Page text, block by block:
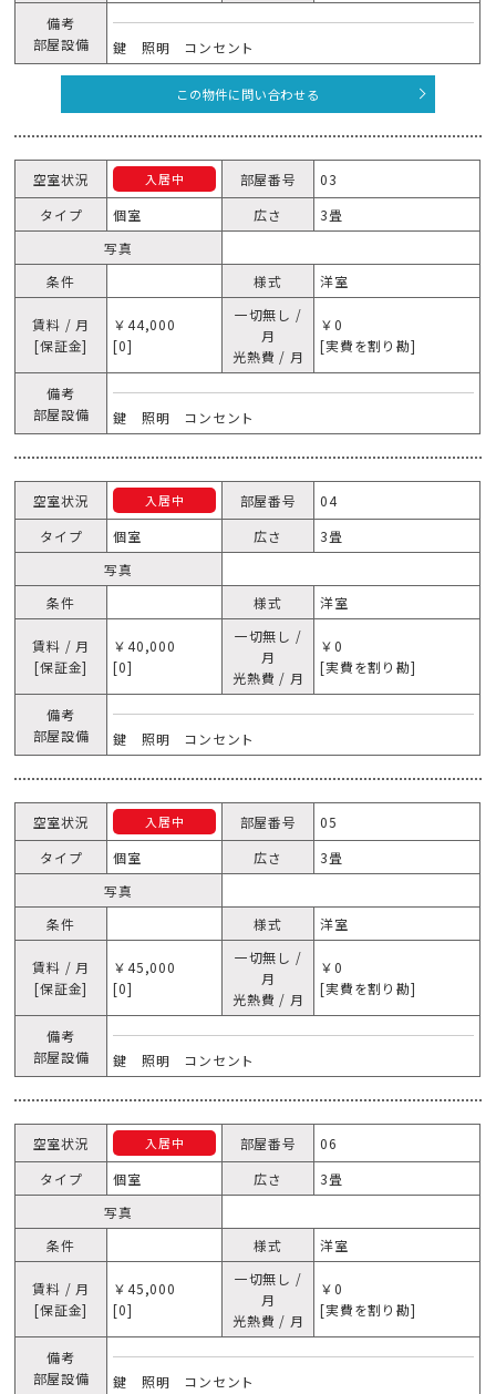
備考
部屋設備
鍵 照明 コンセント
この物件に問い合わせる
空室状況 入居中 部屋番号
03
タイプ
個室 広さ
3畳
写真
条件
様式 洋室
賃料 / 月
[保証金]
￥44,000
[0]
一切無し /
月
光熱費 / 月
￥0
[実費を割り勘]
備考
部屋設備
鍵 照明 コンセント
空室状況 入居中 部屋番号
04
タイプ
個室 広さ
3畳
写真
条件
様式 洋室
賃料 / 月
[保証金]
￥40,000
[0]
一切無し /
月
光熱費 / 月
￥0
[実費を割り勘]
備考
部屋設備
鍵 照明 コンセント
空室状況 入居中 部屋番号
05
タイプ
個室 広さ
3畳
写真
条件
様式 洋室
賃料 / 月
[保証金]
￥45,000
[0]
一切無し /
月
光熱費 / 月
￥0
[実費を割り勘]
備考
部屋設備
鍵 照明 コンセント
空室状況 入居中 部屋番号
06
タイプ
個室 広さ
3畳
写真
条件
様式 洋室
賃料 / 月
[保証金]
￥45,000
[0]
一切無し /
月
光熱費 / 月
￥0
[実費を割り勘]
備考
部屋設備
鍵 照明 コンセント